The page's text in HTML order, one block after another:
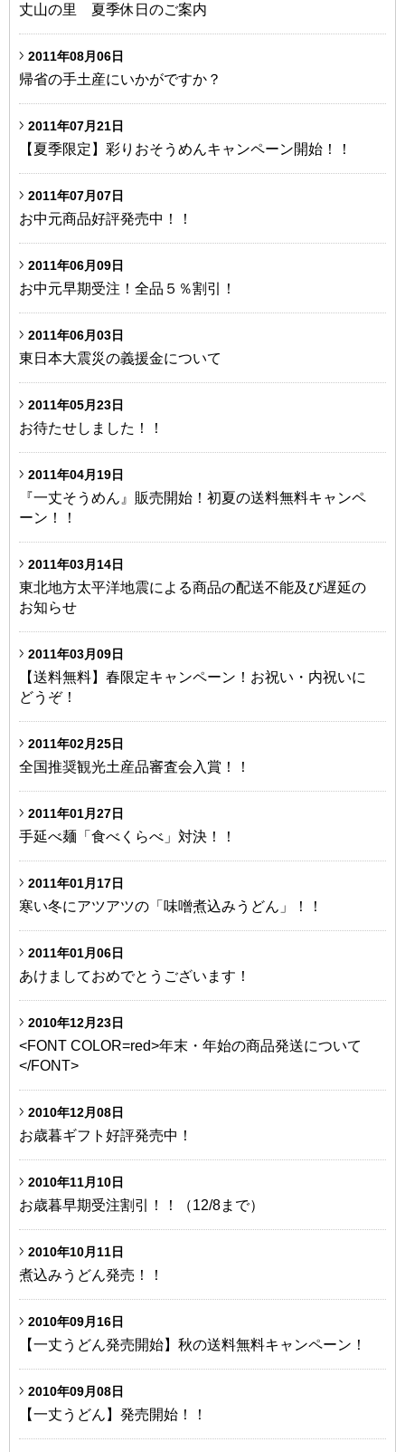
丈山の里 夏季休日のご案内
2011年08月06日
帰省の手土産にいかがですか？
2011年07月21日
【夏季限定】彩りおそうめんキャンペーン開始！！
2011年07月07日
お中元商品好評発売中！！
2011年06月09日
お中元早期受注！全品５％割引！
2011年06月03日
東日本大震災の義援金について
2011年05月23日
お待たせしました！！
2011年04月19日
『一丈そうめん』販売開始！初夏の送料無料キャンペ
ーン！！
2011年03月14日
東北地方太平洋地震による商品の配送不能及び遅延の
お知らせ
2011年03月09日
【送料無料】春限定キャンペーン！お祝い・内祝いに
どうぞ！
2011年02月25日
全国推奨観光土産品審査会入賞！！
2011年01月27日
手延べ麺「食べくらべ」対決！！
2011年01月17日
寒い冬にアツアツの「味噌煮込みうどん」！！
2011年01月06日
あけましておめでとうございます！
2010年12月23日
<FONT COLOR=red>年末・年始の商品発送について
</FONT>
2010年12月08日
お歳暮ギフト好評発売中！
2010年11月10日
お歳暮早期受注割引！！（12/8まで）
2010年10月11日
煮込みうどん発売！！
2010年09月16日
【一丈うどん発売開始】秋の送料無料キャンペーン！
2010年09月08日
【一丈うどん】発売開始！！